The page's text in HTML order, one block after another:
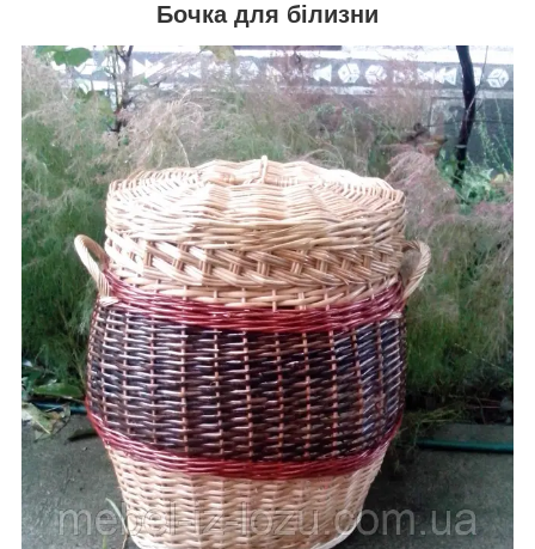
Бочка для білизни